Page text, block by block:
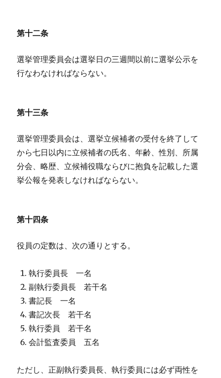
第十二条
選挙管理委員会は選挙日の三週間以前に選挙公示を
行なわなければならない。
第十三条
選挙管理委員会は、選挙立候補者の受付を終了して
から七日以内に立候補者の氏名、年齢、性別、所属
分会、略歴、立候補役職ならびに抱負を記載した選
挙公報を発表しなければならない。
第十四条
役員の定数は、次の通りとする。
執行委員長 一名
副執行委員長 若干名
書記長 一名
書記次長 若干名
執行委員 若干名
会計監査委員 五名
ただし、正副執行委員長、執行委員には必ず両性を